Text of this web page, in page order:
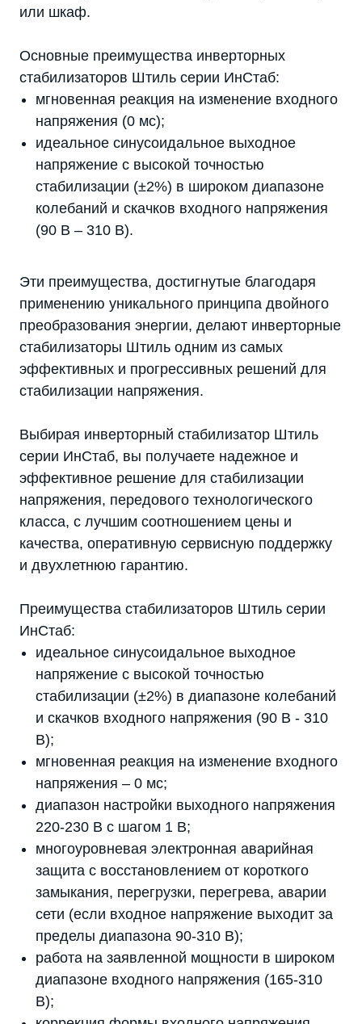
или шкаф.
Основные преимущества инверторных
стабилизаторов Штиль серии ИнСтаб:
мгновенная реакция на изменение входного
напряжения (0 мс);
идеальное синусоидальное выходное
напряжение с высокой точностью
стабилизации (±2%) в широком диапазоне
колебаний и скачков входного напряжения
(90 В – 310 В).
Эти преимущества, достигнутые благодаря
применению уникального принципа двойного
преобразования энергии, делают инверторные
стабилизаторы Штиль одним из самых
эффективных и прогрессивных решений для
стабилизации напряжения.
Выбирая инверторный стабилизатор Штиль
серии ИнСтаб, вы получаете надежное и
эффективное решение для стабилизации
напряжения, передового технологического
класса, с лучшим соотношением цены и
качества, оперативную сервисную поддержку
и двухлетнюю гарантию.
Преимущества стабилизаторов Штиль серии
ИнСтаб:
идеальное синусоидальное выходное
напряжение с высокой точностью
стабилизации (±2%) в диапазоне колебаний
и скачков входного напряжения (90 В - 310
В);
мгновенная реакция на изменение входного
напряжения – 0 мс;
диапазон настройки выходного напряжения
220-230 В с шагом 1 В;
многоуровневая электронная аварийная
защита с восстановлением от короткого
замыкания, перегрузки, перегрева, аварии
сети (если входное напряжение выходит за
пределы диапазона 90-310 В);
работа на заявленной мощности в широком
диапазоне входного напряжения (165-310
В);